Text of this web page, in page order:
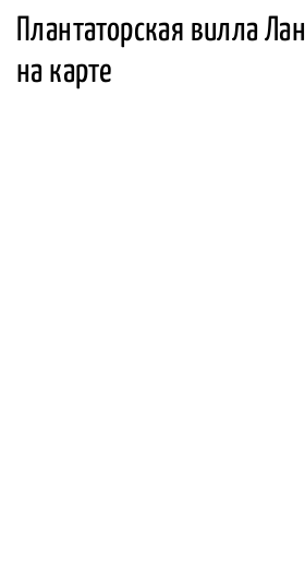
Плантаторская вилла
на карте